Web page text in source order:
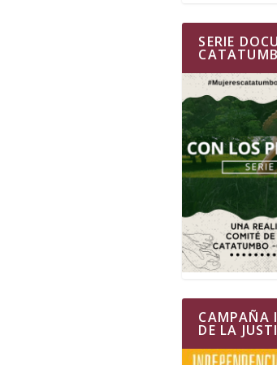
SERIE
CAMPAÑA
DE LA